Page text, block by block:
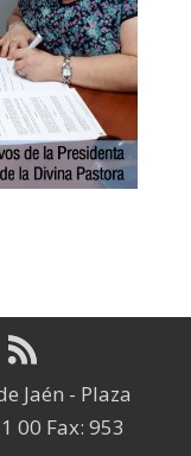
Jaén - Plaza
00 Fax: 953